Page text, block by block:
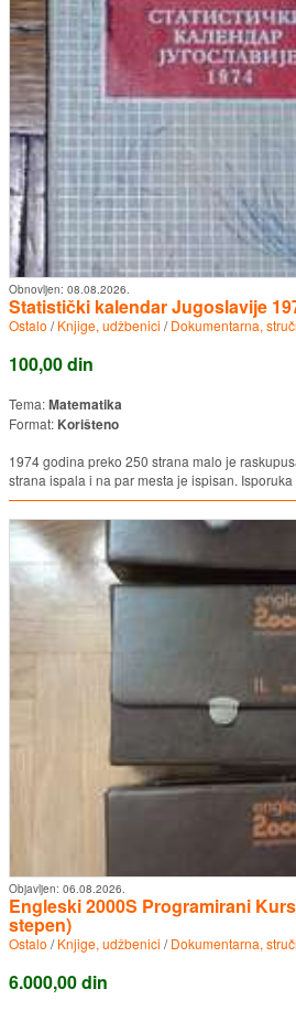
Obnovljen: 08.08.2026.
Statistički kalendar Jugoslavije
Ostalo /Knjige, udžbenici /Dokumentarna,
100,00 din
Tema:Matematika
Format: Korišteno
1974 godina preko 250 strana malo je
strana ispala i na par mesta je ispisan.
Objavljen: 06.08.2026.
Engleski 2000S Programirani
stepen)
Ostalo /Knjige, udžbenici /Dokumentarna,
6.000,00 din